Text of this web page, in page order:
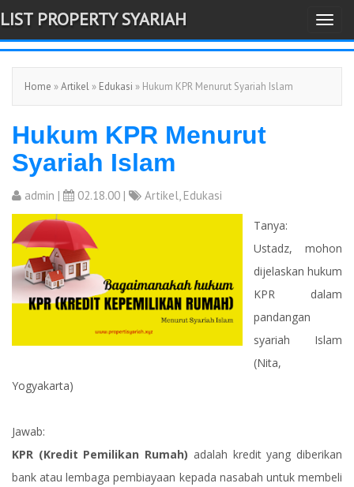
-->
T
o
g
l
t
i
n
LIST PROPERTY SYARIAH
Home »Artikel » Edukasi » Hukum KPR Menurut Syariah Islam
Hukum KPR Menurut
Syariah Islam
admin | 02.18.00 | Artikel, Edukasi
Tanya:
Ustadz, mohon
dijelaskan hukum
KPR dalam
pandangan
syariah Islam
(Nita,
Yogyakarta)
Jawab:
KPR (Kredit Pemilikan Rumah) adalah kredit yang diberikan
bank atau lembaga pembiayaan kepada nasabah untuk membeli